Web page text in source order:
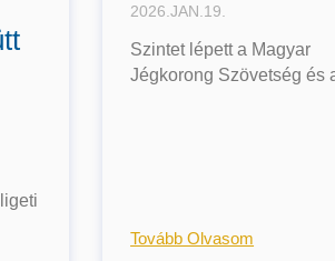
2026.JAN.19.
Szintet lépett a Magyar
Jégkorong Szövetség és
Tovább Olvasom